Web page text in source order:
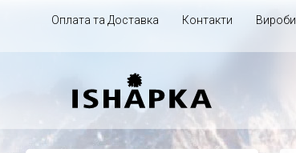
Оплата та Доставка Контакти